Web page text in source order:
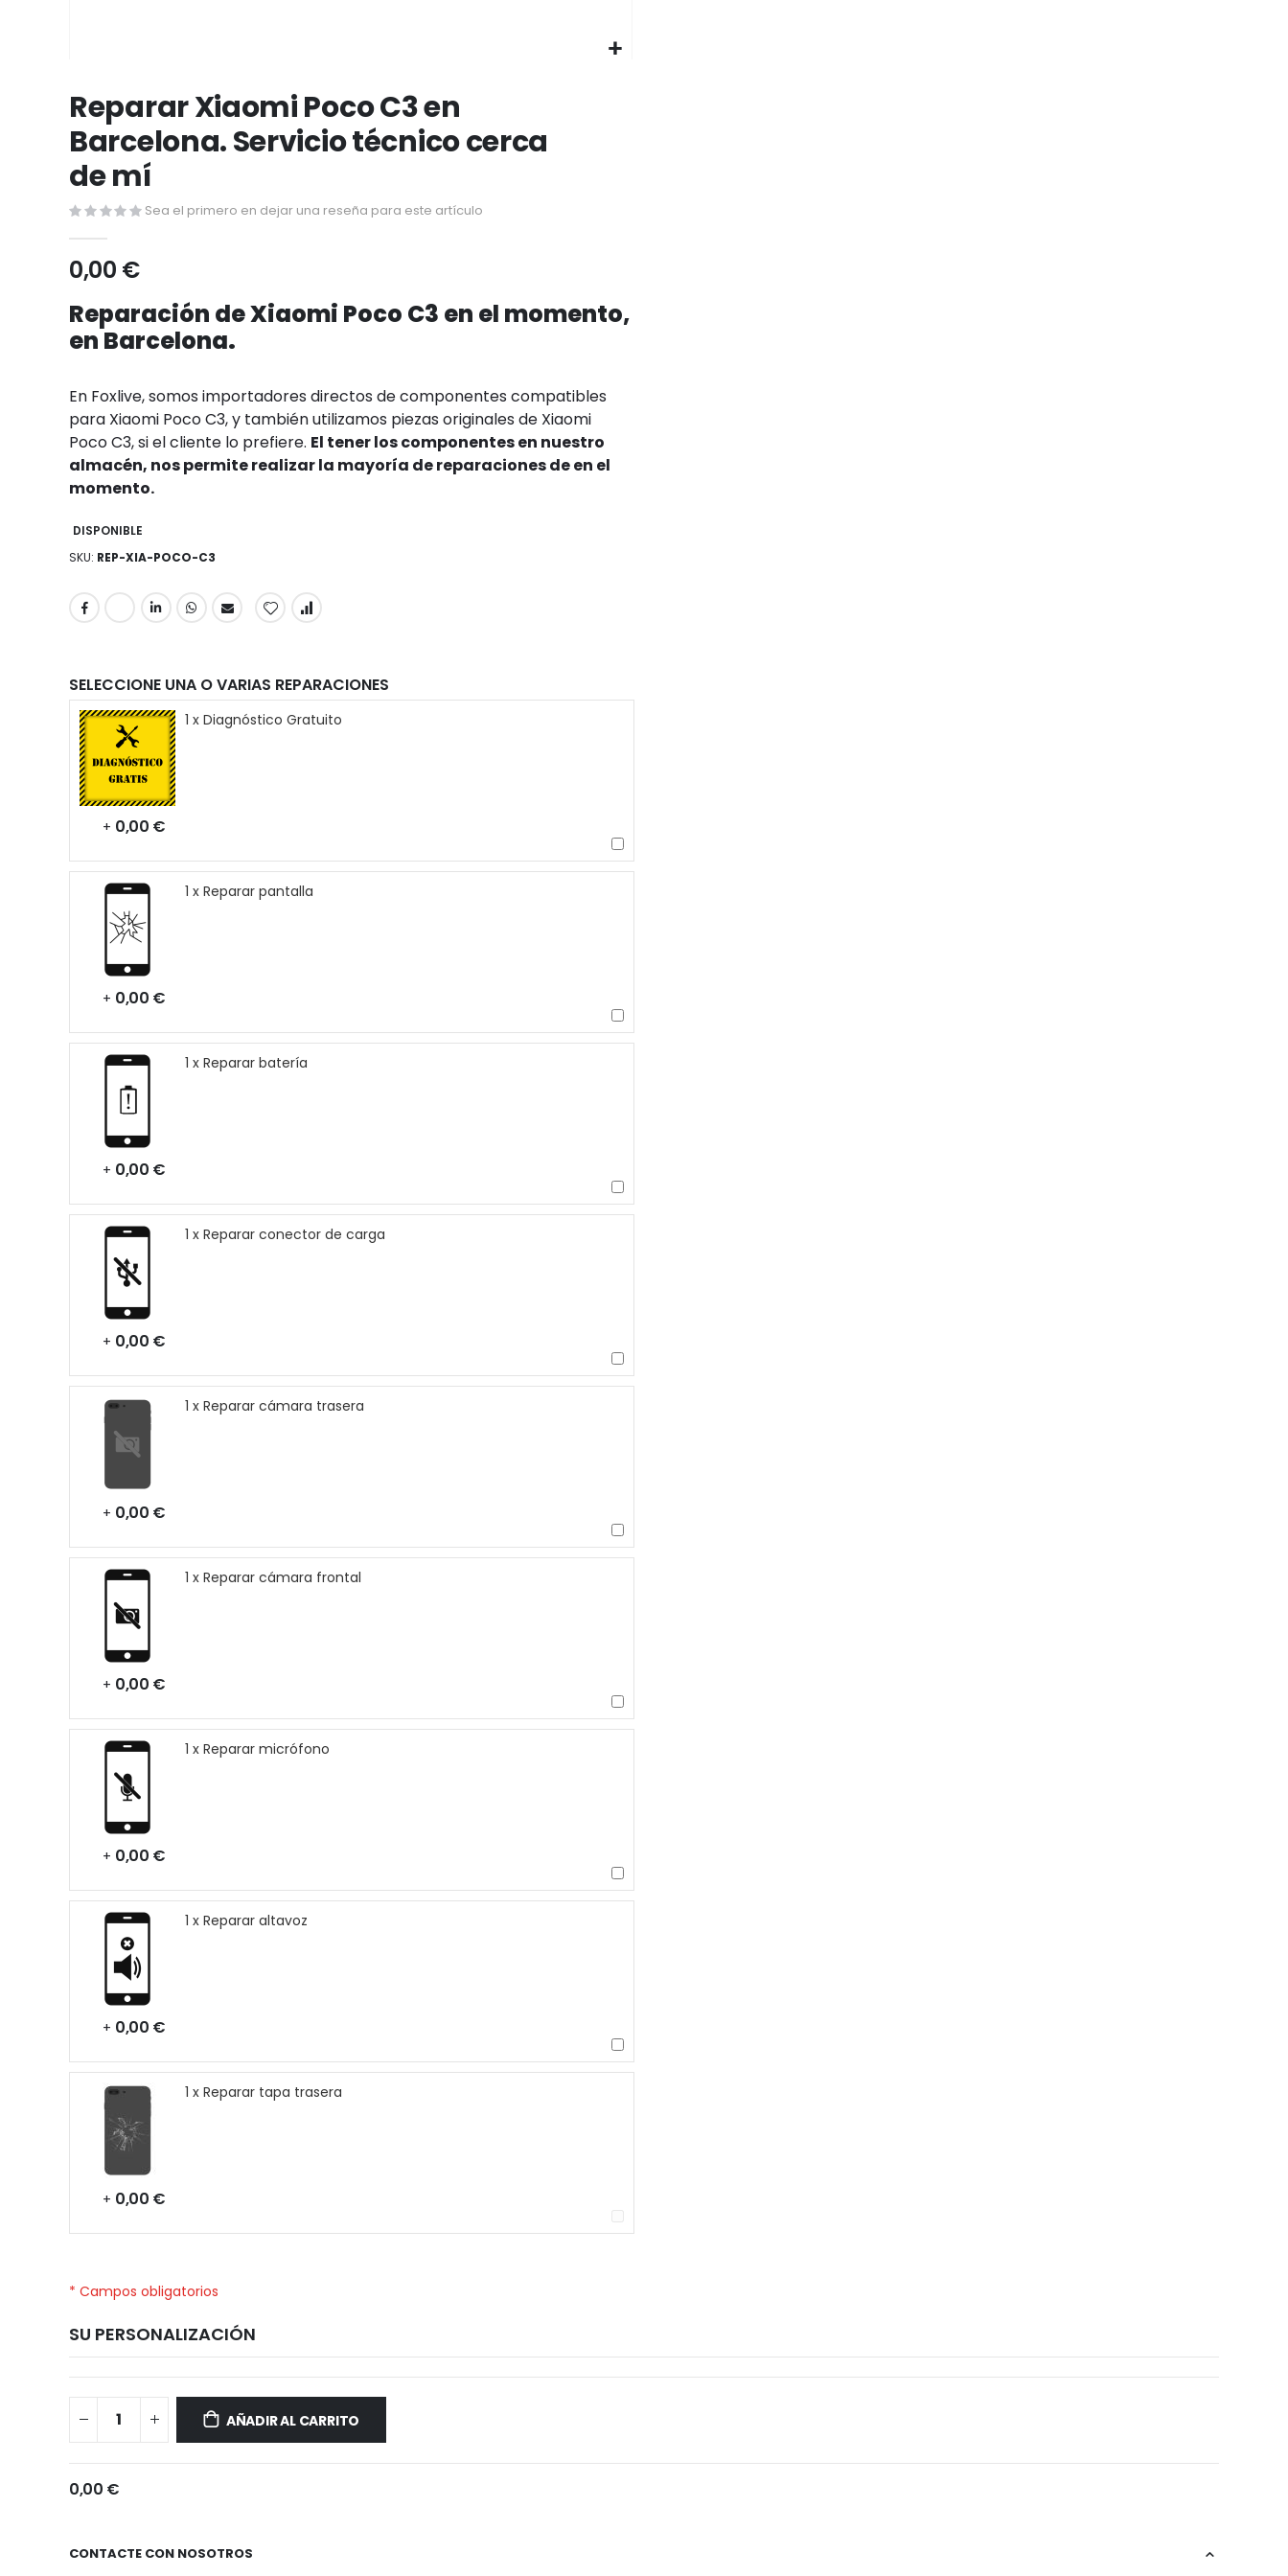
al
comienzo
de
galería
de
Reparar Xiaomi Poco C3 en
Barcelona. Servicio técnico cerca
de mí
Sea el primero en dejar una reseña para este artículo
0,00 €
Reparación de Xiaomi Poco C3 en el momento,
en Barcelona.
En Foxlive, somos importadores directos de componentes compatibles
para Xiaomi Poco C3, y también utilizamos piezas originales de Xiaomi
Poco C3, si el cliente lo prefiere. El tener los componentes en nuestro
almacén, nos permite realizar la mayoría de reparaciones de en el
momento.
DISPONIBLE
SKU REP-XIA-POCO-C3
SELECCIONE UNA O VARIAS REPARACIONES
1 x Diagnóstico Gratuito
+ 0,00 €
1 x Reparar pantalla
+ 0,00 €
1 x Reparar batería
+ 0,00 €
1 x Reparar conector de carga
+ 0,00 €
1 x Reparar cámara trasera
+ 0,00 €
1 x Reparar cámara frontal
+ 0,00 €
1 x Reparar micrófono
+ 0,00 €
1 x Reparar altavoz
+ 0,00 €
1 x Reparar tapa trasera
+ 0,00 €
* Campos obligatorios
SU PERSONALIZACIÓN
AÑADIR AL CARRITO
0,00 €
CONTACTE CON NOSOTROS